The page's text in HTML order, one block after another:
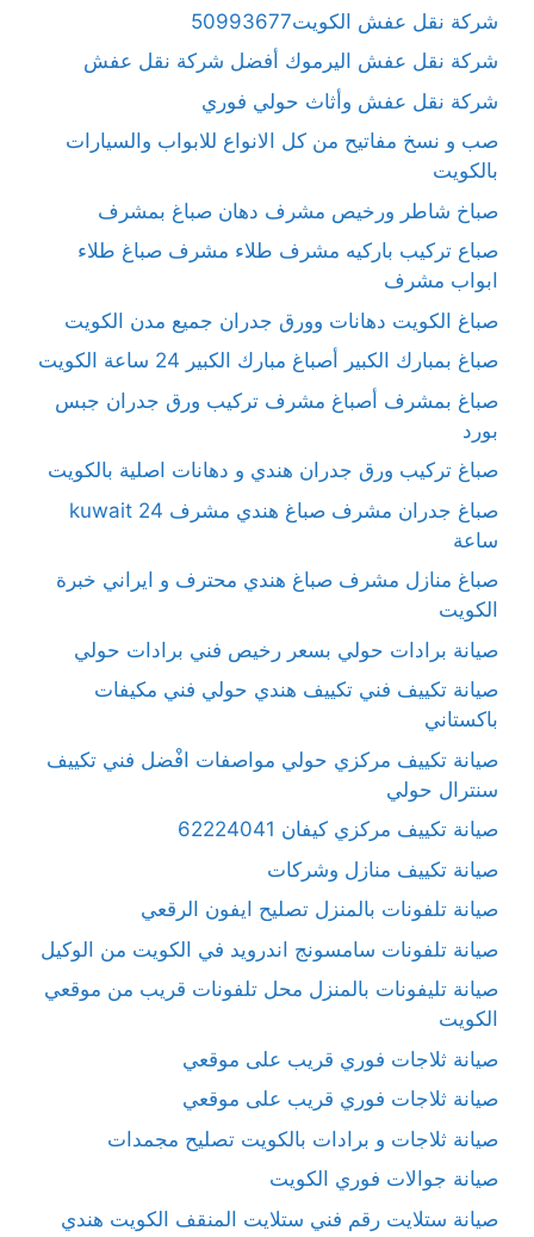
شركة نقل عفش الكويت50993677
شركة نقل عفش اليرموك أفضل شركة نقل عفش
شركة نقل عفش وأثاث حولي فوري
صب و نسخ مفاتيح من كل الانواع للابواب والسيارات
بالكويت
صباخ شاطر ورخيص مشرف دهان صباغ بمشرف
صباع تركيب باركيه مشرف طلاء مشرف صباغ طلاء
ابواب مشرف
صباغ الكويت دهانات وورق جدران جميع مدن الكويت
صباغ بمبارك الكبير أصباغ مبارك الكبير 24 ساعة الكويت
صباغ بمشرف أصباغ مشرف تركيب ورق جدران جبس
بورد
صباغ تركيب ورق جدران هندي و دهانات اصلية بالكويت
صباغ جدران مشرف صباغ هندي مشرف kuwait 24
ساعة
صباغ منازل مشرف صباغ هندي محترف و ايراني خبرة
الكويت
صيانة برادات حولي بسعر رخيص فني برادات حولي
صيانة تكييف فني تكييف هندي حولي فني مكيفات
باكستاني
صيانة تكييف مركزي حولي مواصفات افْضل فني تكييف
سنترال حولي
صيانة تكييف مركزي كيفان 62224041
صيانة تكييف منازل وشركات
صيانة تلفونات بالمنزل تصليح ايفون الرقعي
صيانة تلفونات سامسونج اندرويد في الكويت من الوكيل
صيانة تليفونات بالمنزل محل تلفونات قريب من موقعي
الكويت
صيانة ثلاجات فوري قريب على موقعي
صيانة ثلاجات فوري قريب على موقعي
صيانة ثلاجات و برادات بالكويت تصليح مجمدات
صيانة جوالات فوري الكويت
صيانة ستلايت رقم فني ستلايت المنقف الكويت هندي